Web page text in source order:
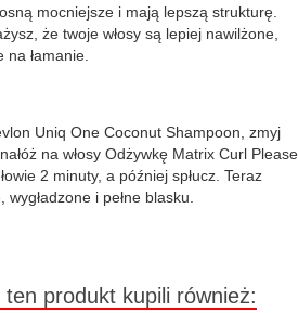
mocniejsze i mają lepszą strukturę.
że twoje włosy są lepiej nawilżone,
łamanie.
Uniq One Coconut Shampoon, zmyj
na włosy Odżywkę Matrix Curl Please
2 minuty, a później spłucz. Teraz
i pełne blasku.
produkt kupili również: